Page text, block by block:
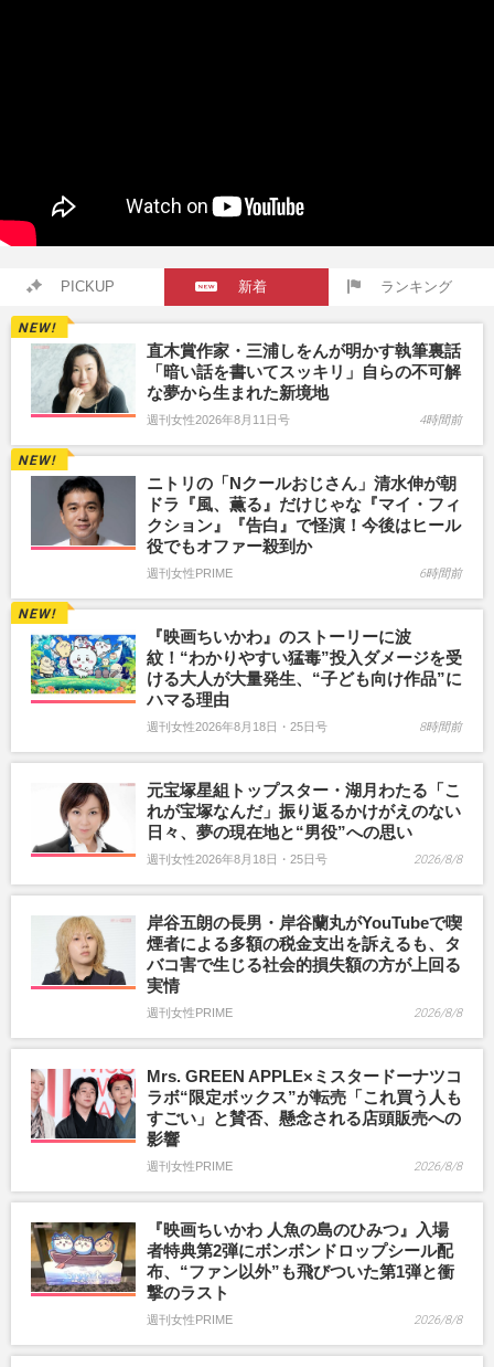
PICKUP 新着 ランキング
直木賞作家・三浦しをんが明かす執筆裏話
「暗い話を書いてスッキリ」自らの不可解
な夢から生まれた新境地
週刊女性2026年8月11日号 4時間前
ニトリの「Nクールおじさん」清水伸が朝
ドラ『風、薫る』だけじゃな『マイ・フィ
クション』『告白』で怪演！今後はヒール
役でもオファー殺到か
週刊女性PRIME 6時間前
『映画ちいかわ』のストーリーに波
紋！“わかりやすい猛毒”投入ダメージを受
ける大人が大量発生、“子ども向け作品”に
ハマる理由
週刊女性2026年8月18日・25日号 8時間前
元宝塚星組トップスター・湖月わたる「こ
れが宝塚なんだ」振り返るかけがえのない
日々、夢の現在地と“男役”への思い
週刊女性2026年8月18日・25日号 2026/8/8
岸谷五朗の長男・岸谷蘭丸がYouTubeで喫
煙者による多額の税金支出を訴えるも、タ
バコ害で生じる社会的損失額の方が上回る
実情
週刊女性PRIME 2026/8/8
Mrs. GREEN APPLE×ミスタードーナツコ
ラボ“限定ボックス”が転売「これ買う人も
すごい」と賛否、懸念される店頭販売への
影響
週刊女性PRIME 2026/8/8
『映画ちいかわ 人魚の島のひみつ』入場
者特典第2弾にボンボンドロップシール配
布、“ファン以外”も飛びついた第1弾と衝
撃のラスト
週刊女性PRIME 2026/8/8